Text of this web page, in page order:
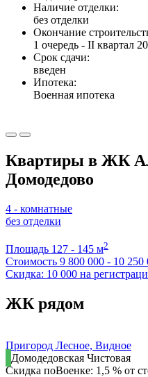
Наличие отделки:
без отделки
Окончание
1 очередь - II квартал
Срок сдачи:
введен
Ипотека:
Военная ипотека
Квартиры в ЖК
Домодедово
4 - комнатные
без отделки
Площадь 127 - 145 м2
Стоимость 9 800 000 - 10 250
Скидка: 10 000 на
ЖК рядом
Пригород Лесное, Видное
Домодедовская Чистовая
Скидка поВоенке: 1,5 % от